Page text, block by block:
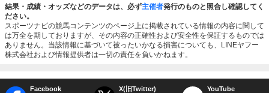
結果・成績・オッズなどのデータは、必ず主催者発行のものと照合し確認してく
ださい。
スポーツナビの競馬コンテンツのページ上に掲載されている情報の内容に関して
は万全を期しておりますが、その内容の正確性および安全性を保証するものでは
ありません。当該情報に基づいて被ったいかなる損害についても、LINEヤフー
株式会社および情報提供者は一切の責任を負いかねます。
Facebook X(旧Twitter) YouTube